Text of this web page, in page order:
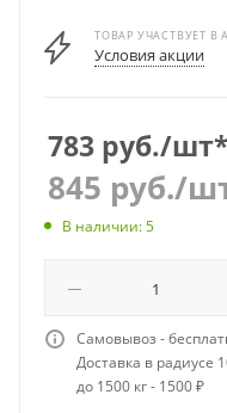
ТОВАР УЧАСТВУЕТ В
Условия акции
783 руб./шт*
845 руб./
В наличии: 5
Самовывоз -
Доставка в радиусе
до 1500 кг - 1500 ₽